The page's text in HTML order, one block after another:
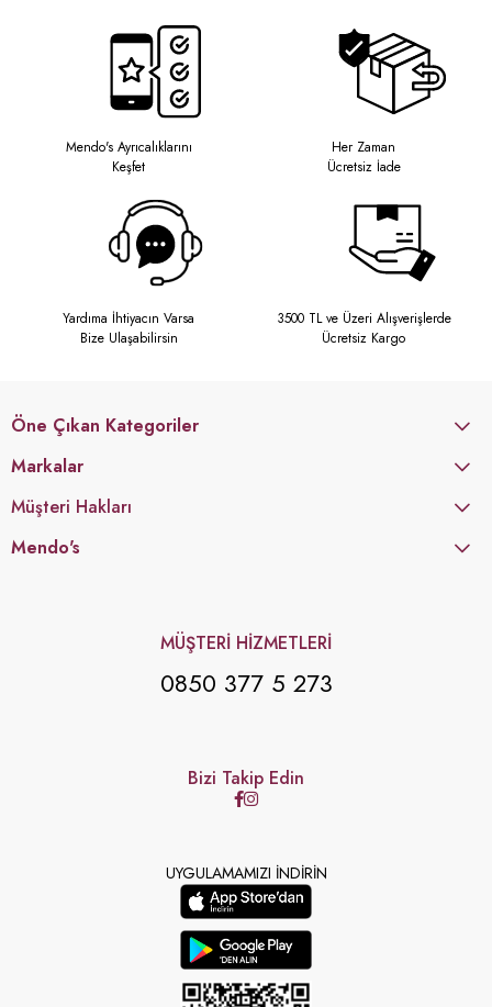
Mendo's Ayrıcalıklarını
Keşfet
Her Zaman
Ücretsiz İade
Yardıma İhtiyacın Varsa
Bize Ulaşabilirsin
3500 TL ve Üzeri Alışverişlerde
Ücretsiz Kargo
Öne Çıkan Kategoriler
Markalar
Müşteri Hakları
Mendo's
MÜŞTERİ HİZMETLERİ
0850 377 5 273
Bizi Takip Edin
UYGULAMAMIZI İNDİRİN